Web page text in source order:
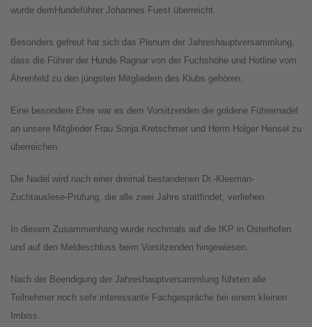
wurde demHundeführer Johannes Fuest überreicht.
Besonders gefreut hat sich das Plenum der Jahreshauptversammlung,
dass die Führer der Hunde Ragnar von der Fuchshöhe und Hotline vom
Ährenfeld zu den jüngsten Mitgliedern des Klubs gehören.
Eine besondere Ehre war es dem Vorsitzenden die goldene Führernadel
an unsere Mitglieder Frau Sonja Kretschmer und Herrn Holger Hensel zu
überreichen.
Die Nadel wird nach einer dreimal bestandenen Dr.-Kleeman-
Zuchtauslese-Prüfung, die alle zwei Jahre stattfindet, verliehen.
In diesem Zusammenhang wurde nochmals auf die IKP in Osterhofen
und auf den Meldeschluss beim Vorsitzenden hingewiesen.
Nach der Beendigung der Jahreshauptversammlung führten alle
Teilnehmer noch sehr interessante Fachgespräche bei einem kleinen
Imbiss.